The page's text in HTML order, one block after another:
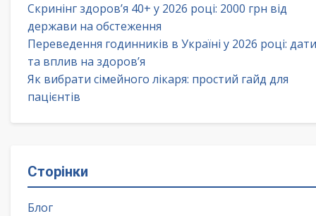
Скринінг здоров’я 40+ у 2026 році: 2000 грн від
держави на обстеження
Переведення годинників в Україні у 2026 році: дати
та вплив на здоров’я
Як вибрати сімейного лікаря: простий гайд для
пацієнтів
Сторінки
Блог